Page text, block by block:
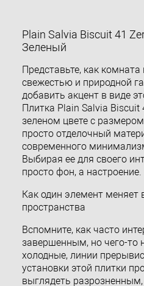
Plain Salvia Biscuit 41
Зеленый
Представьте, как комната
свежестью и природной
добавить акцент в виде
Плитка Plain Salvia
зеленом цвете с
просто отделочный
современного
Выбирая ее для своего
просто фон, а настроение.
Как один элемент меняет
пространства
Вспомните, как часто
завершенным, но чего-то
холодные, линии
установки этой плитки
выглядеть